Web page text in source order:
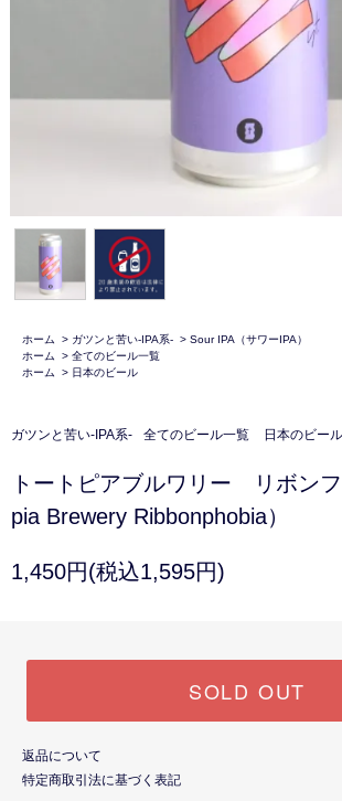
ホーム > ガツンと苦い-IPA系- > Sour IPA（サワーIPA）
ホーム
> 全てのビール一覧
ホーム
> 日本のビール
ガツンと苦い-IPA系- 全てのビール一覧 日本のビール
トートピアブルワリー リボン
pia Brewery Ribbonphobia）
1,450円(税込1,595円)
SOLD OUT
返品について
特定商取引法に基づく表記